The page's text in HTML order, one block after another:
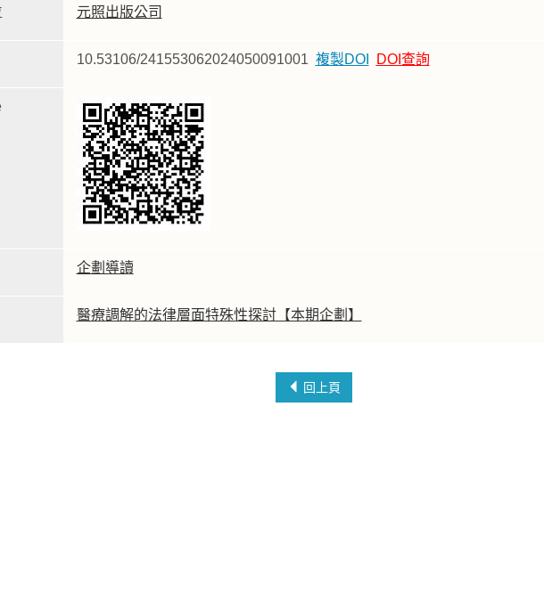
元照出版公司
10.53106/241553062024050091001 複製DOI DOI查詢
企劃導讀
醫療調解的法律層面特殊性探討【本期企劃】
回上頁